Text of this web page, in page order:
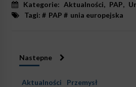
Kategorie: Aktualności, PAP,
Tagi: # PAP # unia europejska
Nastepne
Aktualności Przemysł